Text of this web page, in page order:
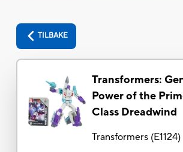
TILBAKE
Transformers:
Power of the
Class Dreadwind
Transformers(E1124)